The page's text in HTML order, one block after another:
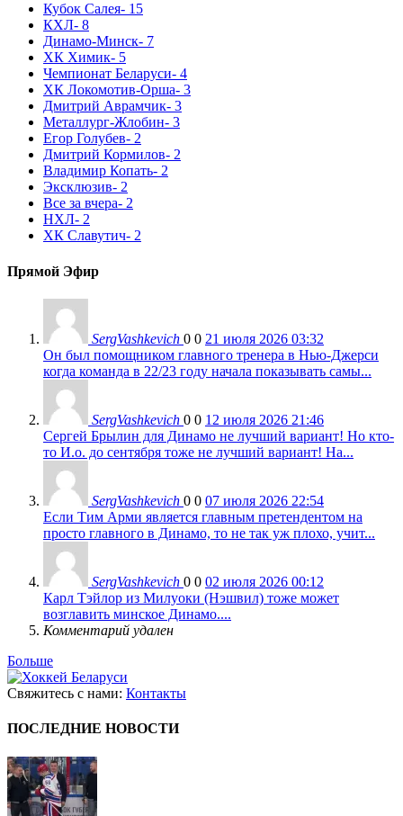
Кубок Салея- 15
КХЛ- 8
Динамо-Минск- 7
ХК Химик- 5
Чемпионат Беларуси- 4
ХК Локомотив-Орша- 3
Дмитрий Аврамчик- 3
Металлург-Жлобин- 3
Егор Голубев- 2
Дмитрий Кормилов- 2
Владимир Копать- 2
Эксклюзив- 2
Все за вчера- 2
НХЛ- 2
ХК Славутич- 2
Прямой Эфир
SergVashkevich 0 0 21 июля 2026 03:32
Он был помощником главного тренера в Нью-Джерси
когда команда в 22/23 году начала показывать самы...
SergVashkevich 0 0 12 июля 2026 21:46
Сергей Брылин для Динамо не лучший вариант! Но кто-
то И.о. до сентября тоже не лучший вариант! На...
SergVashkevich 0 0 07 июля 2026 22:54
Если Тим Арми является главным претендентом на
просто главного в Динамо, то не так уж плохо, учит...
SergVashkevich 0 0 02 июля 2026 00:12
Карл Тэйлор из Милуоки (Нэшвил) тоже может
возглавить минское Динамо....
Комментарий удален
Больше
Свяжитесь с нами: Контакты
ПОСЛЕДНИЕ НОВОСТИ